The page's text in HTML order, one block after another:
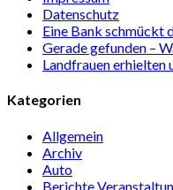
Datenschutz
Eine Bank schmückt
Gerade gefunden –
Landfrauen
Kategorien
Allgemein
Archiv
Auto
Berichte